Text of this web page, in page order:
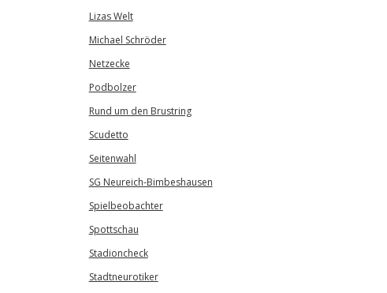
Lizas Welt
Michael Schröder
Netzecke
Podbolzer
Rund um den Brustring
Scudetto
Seitenwahl
SG Neureich-Bimbeshausen
Spielbeobachter
Spottschau
Stadioncheck
Stadtneurotiker